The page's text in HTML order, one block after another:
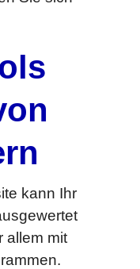
kann Ihr
allem mit